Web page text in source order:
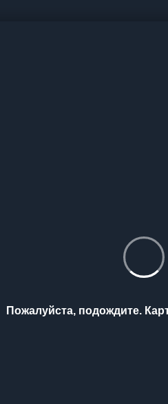
Пожалуйста, подождите.